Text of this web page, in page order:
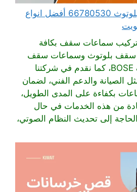
فني سماعات سقف بلوتوث 66780530 أفضل انواع
سماعات سقف بكافة
سقف بلوتوث وسماعات سقف
JPL وسماعات سقف BOSE، كما نقدم في شركتنا
الصيانة والدعم الفني، لضمان
بكفاءة على المدى الطويل،
من هذه الخدمات في حال
إلى تحديث النظام الصوتي،